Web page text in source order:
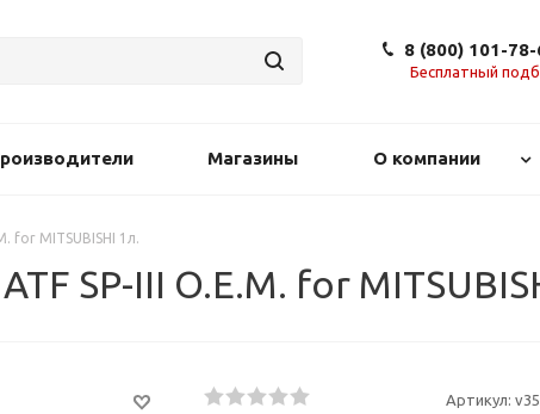
8 (800) 101-
Бесплатный
Магазины О компании
for MITSUBISHI 1л.
SP-III O.E.M. for
Артикул: